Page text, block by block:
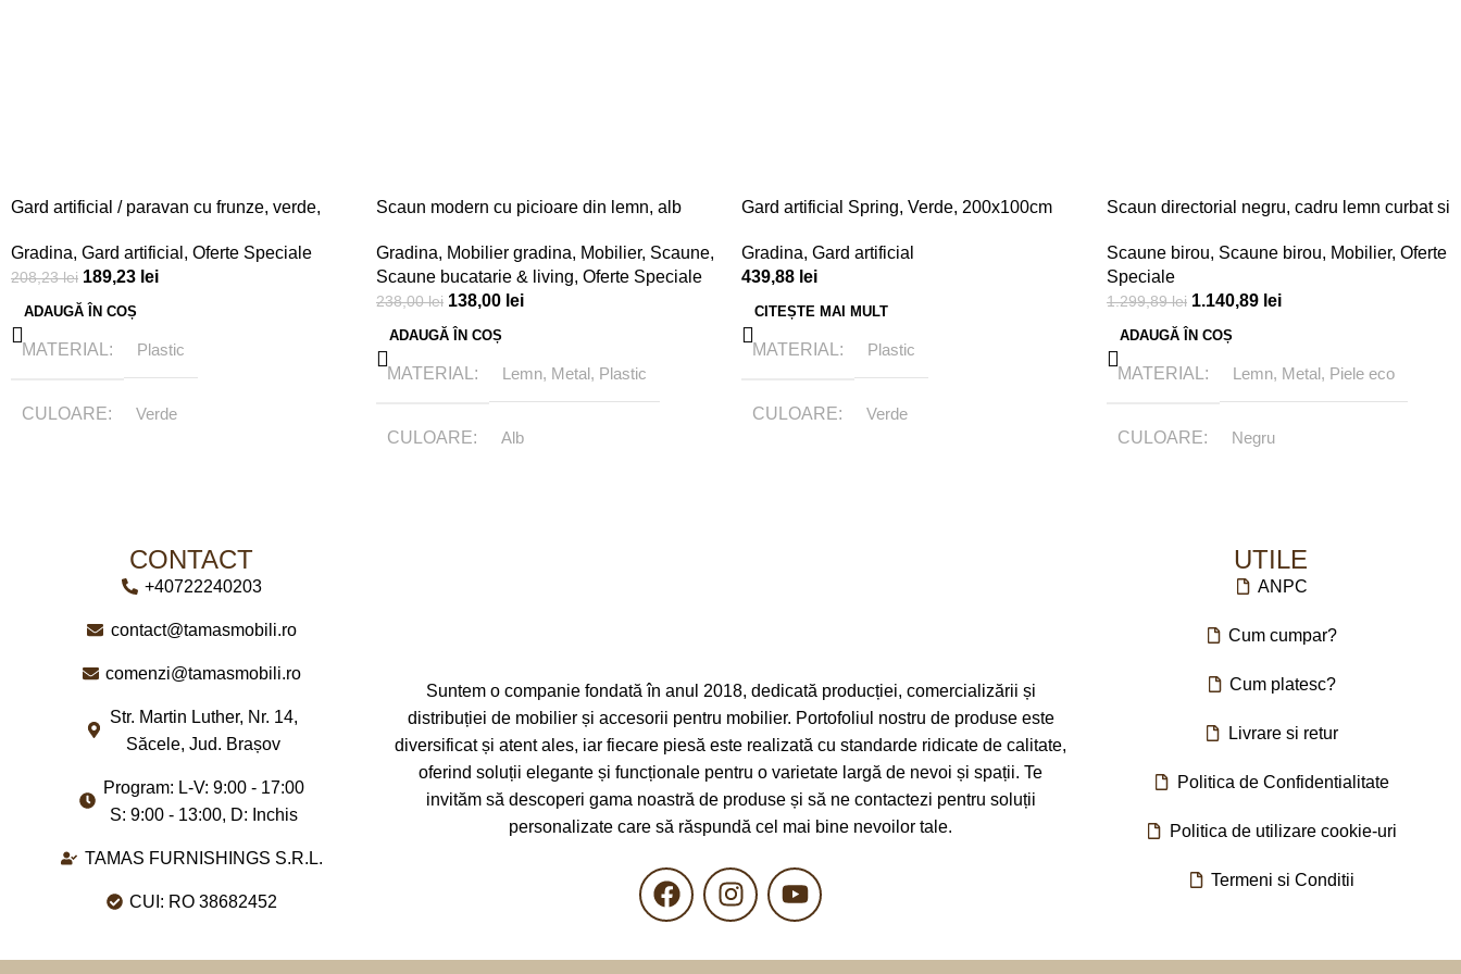
Gard artificial / paravan cu frunze, verde,
Gradina, Gard artificial , Oferte Speciale
208,23lei 189,23 lei
ADAUGĂ ÎN COȘ
MATERIAL Plastic
CULOARE Verde
Scaun modern cu picioare din lemn, alb
Gradina, Mobilier gradina, Mobilier, Scaune,
Scaune bucatarie & living, Oferte Speciale
238,00lei 138,00 lei
ADAUGĂ ÎN COȘ
MATERIAL Lemn, Metal, Plastic
CULOARE Alb
Gard artificial Spring, Verde, 200x100cm
Gradina, Gard artificial
439,88 lei
CITEȘTE MAI MULT
MATERIAL Plastic
CULOARE Verde
Scaun directorial negru, cadru lemn curbat si
Scaune birou, Scaune birou, Mobilier, Oferte
Speciale
1.299,89lei 1.140,89 lei
ADAUGĂ ÎN COȘ
MATERIAL Lemn, Metal, Piele eco
CULOARE Negru
75 x 70 x 115 – 123cm
CONTACT
+40722240203
contact@tamasmobili.ro
comenzi@tamasmobili.ro
Str. Martin Luther, Nr. 14,
Săcele, Jud. Brașov
Program: L-V: 9:00 - 17:00
S: 9:00 - 13:00, D: Inchis
TAMAS FURNISHINGS S.R.L.
CUI: RO 38682452
Suntem o companie fondată în anul 2018, dedicată producției, comercializării și
distribuției de mobilier și accesorii pentru mobilier. Portofoliul nostru de produse este
diversificat și atent ales, iar fiecare piesă este realizată cu standarde ridicate de calitate,
oferind soluții elegante și funcționale pentru o varietate largă de nevoi și spații. Te
invităm să descoperi gama noastră de produse și să ne contactezi pentru soluții
personalizate care să răspundă cel mai bine nevoilor tale.
UTILE
ANPC
Cum cumpar?
Cum platesc?
Livrare si retur
Politica de Confidentialitate
Politica de utilizare cookie-uri
Termeni si Conditii